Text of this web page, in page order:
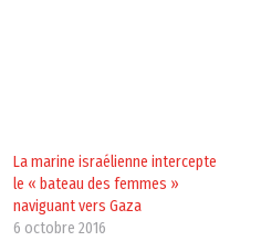
La marine israélienne intercepte
le « bateau des femmes »
naviguant vers Gaza
6 octobre 2016